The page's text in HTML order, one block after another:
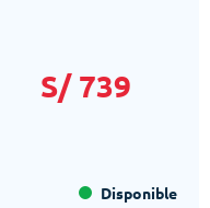
S/ 739
Disponible